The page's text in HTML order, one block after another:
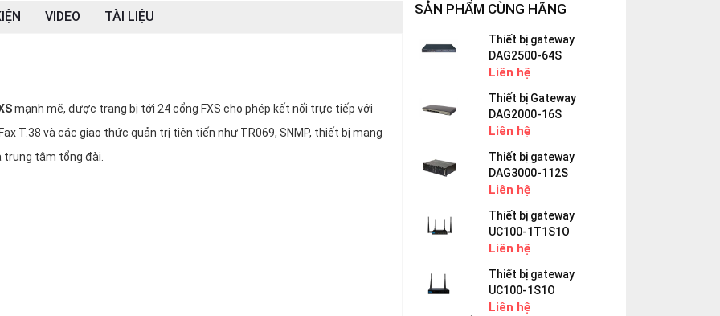
VIDEO TÀI LIỆU
mạnh mẽ, được trang bị tới 24 cổng FXS cho phép kết nối trực tiếp với
T.38 và các giao thức quản trị tiên tiến như TR069, SNMP, thiết bị mang
trung tâm tổng đài.
SẢN PHẨM CÙNG HÃNG
Thiết bị gateway
DAG2500-64S
Liên hệ
Thiết bị Gateway
DAG2000-16S
Liên hệ
Thiết bị gateway
DAG3000-112S
Liên hệ
Thiết bị gateway
UC100-1T1S1O
Liên hệ
Thiết bị gateway
UC100-1S1O
Liên hệ